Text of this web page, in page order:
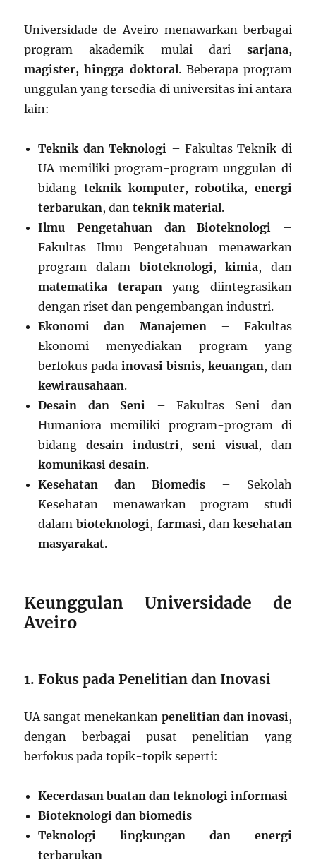
Universidade de Aveiro menawarkan berbagai
program akademik mulai dari sarjana,
magister, hingga doktoral. Beberapa program
unggulan yang tersedia di universitas ini antara
lain:
Teknik dan Teknologi – Fakultas Teknik di
UA memiliki program-program unggulan di
bidang teknik komputer,robotika, energi
terbarukan, danteknik material.
Ilmu Pengetahuan dan Bioteknologi –
Fakultas Ilmu Pengetahuan menawarkan
program dalam bioteknologi,kimia, dan
matematika terapanyang diintegrasikan
dengan riset dan pengembangan industri.
Ekonomi dan Manajemen– Fakultas
Ekonomi menyediakan program yang
berfokus padainovasi bisnis, keuangan, dan
kewirausahaan.
Desain dan Seni – Fakultas Seni dan
Humaniora memiliki program-program di
bidangdesain industri, seni visual, dan
komunikasi desain.
Kesehatan dan Biomedis – Sekolah
Kesehatan menawarkan program studi
dalambioteknologi, farmasi, dan kesehatan
masyarakat.
Keunggulan Universidade de
Aveiro
1. Fokus pada Penelitian dan Inovasi
UA sangat menekankan penelitian dan inovasi,
dengan berbagai pusat penelitian yang
berfokus pada topik-topik seperti:
Kecerdasan buatan dan teknologi informasi
Bioteknologi dan biomedis
Teknologi lingkungan dan energi
terbarukan